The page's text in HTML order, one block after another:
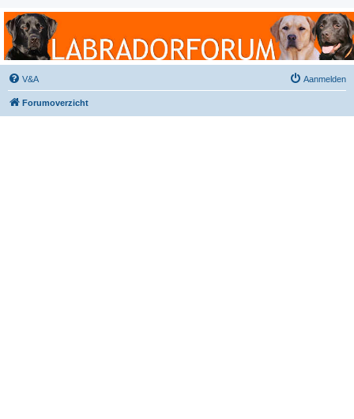
Labradorforum
Het gezelligste Labradorforum van Nederland en België!
V&A Aanmelden
Forumoverzicht